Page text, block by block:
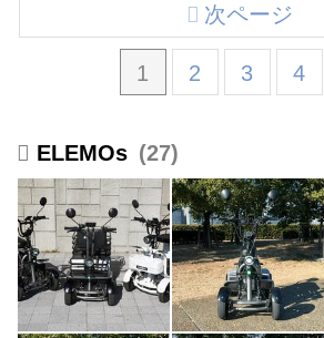
1 2 3 4
次ページ
ELEMOs 27